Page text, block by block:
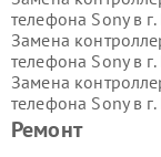
Ремонт
телефона Sony в г.
Замена
телефона Sony в г.
Замена
телефона Sony в г.
Замена
телефона Sony в г.